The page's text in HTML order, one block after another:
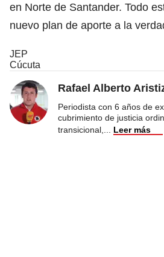
en Norte de Santander. Todo
nuevo plan de aporte a la
JEP
Cúcuta
Rafael Alberto
Periodista con 6 años de
cubrimiento de justicia
transicional,
Leer más